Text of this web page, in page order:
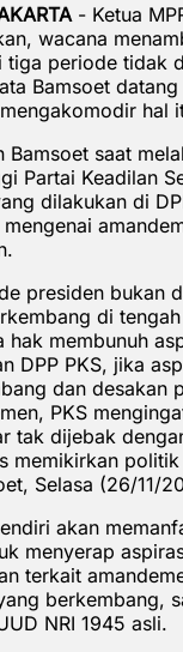
- Ketua
wacana
tiga periode tidak
Bamsoet
hal
Bamsoet saat
Partai Keadilan
dilakukan di
presiden bukan
di
hak membunuh
DPP PKS, jika
dan desakan
PKS
tak dijebak
memikirkan
Selasa (26/11/
akan
menyerap
terkait
berkembang,
NRI 1945 asli.